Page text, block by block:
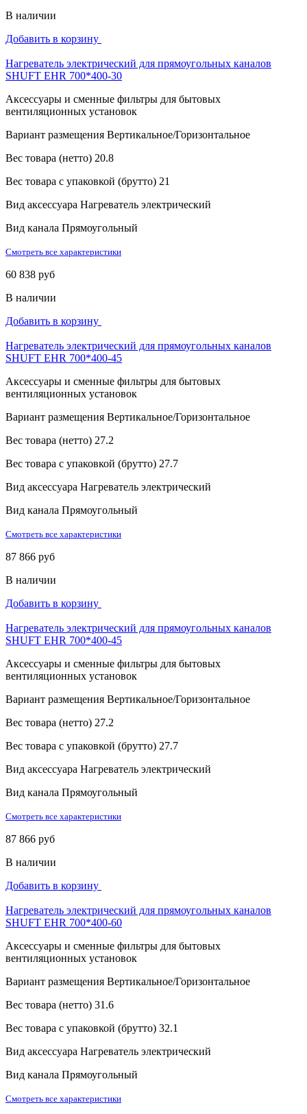
В наличии
Добавить в корзину
Нагреватель электрический для прямоугольных каналов
SHUFT EHR 700*400-30
Аксессуары и сменные фильтры для бытовых
вентиляционных установок
Вариант размещения Вертикальное/Горизонтальное
Вес товара (нетто) 20.8
Вес товара с упаковкой (брутто) 21
Вид аксессуара Нагреватель электрический
Вид канала Прямоугольный
Смотреть все характеристики
60 838 руб
В наличии
Добавить в корзину
Нагреватель электрический для прямоугольных каналов
SHUFT EHR 700*400-45
Аксессуары и сменные фильтры для бытовых
вентиляционных установок
Вариант размещения Вертикальное/Горизонтальное
Вес товара (нетто) 27.2
Вес товара с упаковкой (брутто) 27.7
Вид аксессуара Нагреватель электрический
Вид канала Прямоугольный
Смотреть все характеристики
87 866 руб
В наличии
Добавить в корзину
Нагреватель электрический для прямоугольных каналов
SHUFT EHR 700*400-45
Аксессуары и сменные фильтры для бытовых
вентиляционных установок
Вариант размещения Вертикальное/Горизонтальное
Вес товара (нетто) 27.2
Вес товара с упаковкой (брутто) 27.7
Вид аксессуара Нагреватель электрический
Вид канала Прямоугольный
Смотреть все характеристики
87 866 руб
В наличии
Добавить в корзину
Нагреватель электрический для прямоугольных каналов
SHUFT EHR 700*400-60
Аксессуары и сменные фильтры для бытовых
вентиляционных установок
Вариант размещения Вертикальное/Горизонтальное
Вес товара (нетто) 31.6
Вес товара с упаковкой (брутто) 32.1
Вид аксессуара Нагреватель электрический
Вид канала Прямоугольный
Смотреть все характеристики